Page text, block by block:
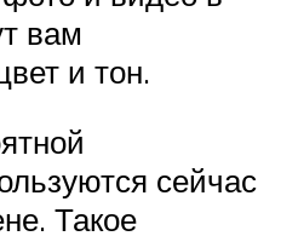
вам
и тон.
сейчас
Такое